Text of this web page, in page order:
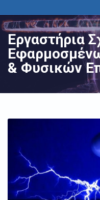
Εργαστήρια
& Φυσικών